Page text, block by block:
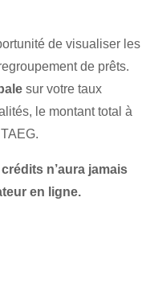
de visualiser les
de prêts.
sur votre taux
le montant total à
n’aura jamais
en ligne.